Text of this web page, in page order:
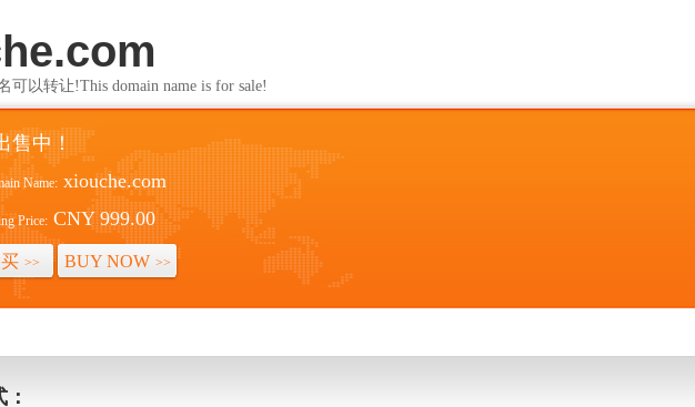
可以转让!This domain name is for sale!
售中！
Name: xiouche.com
Price: CNY 999.00
>> BUY NOW >>